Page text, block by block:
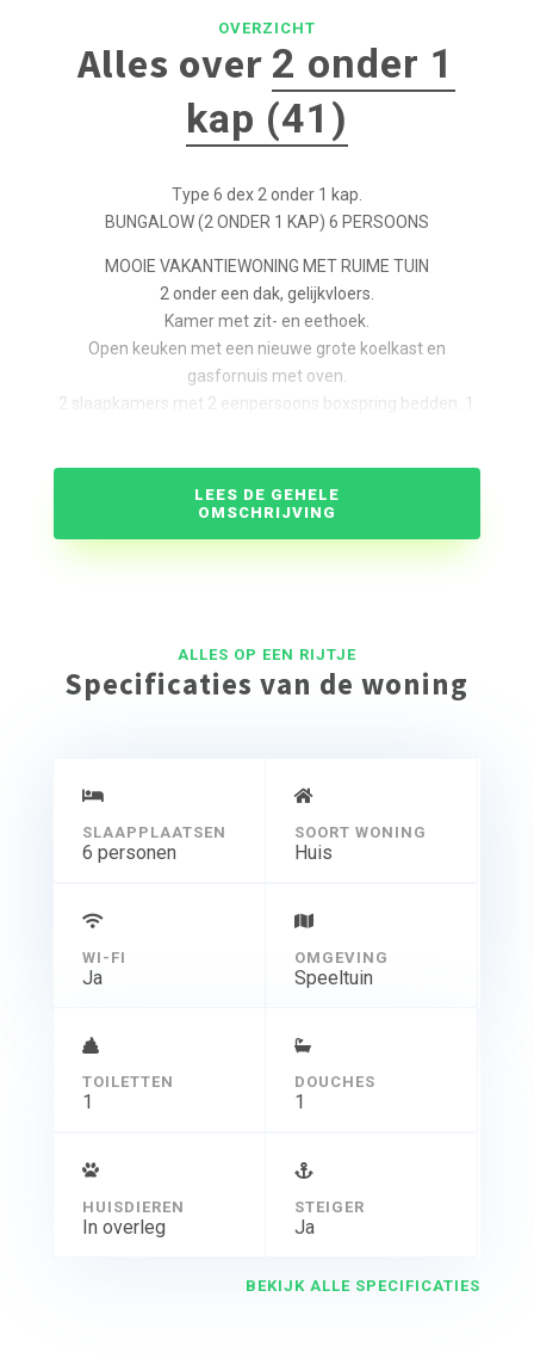
OVERZICHT
Alles over 2 onder 1
kap (41)
Type 6 dex 2 onder 1 kap.
BUNGALOW (2 ONDER 1 KAP) 6 PERSOONS
MOOIE VAKANTIEWONING MET RUIME TUIN
2 onder een dak, gelijkvloers.
Kamer met zit- en eethoek.
Open keuken met een nieuwe grote koelkast en
gasfornuis met oven.
2 slaapkamers met 2 eenpersoons boxspring bedden. 1
Aparte douche en toilet.
Berging.
Terras met tuinmeubelen.
LEES DE GEHELE
OMSCHRIJVING
ALLES OP EEN RIJTJE
Specificaties van de woning
SLAAPPLAATSEN
6 personen
SOORT WONING
Huis
WI-FI
Ja
OMGEVING
Speeltuin
TOILETTEN
1
DOUCHES
1
HUISDIEREN
In overleg
STEIGER
Ja
BEKIJK ALLE SPECIFICATIES